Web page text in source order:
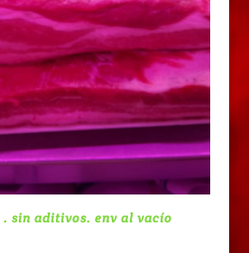
. sin aditivos. env al vacío